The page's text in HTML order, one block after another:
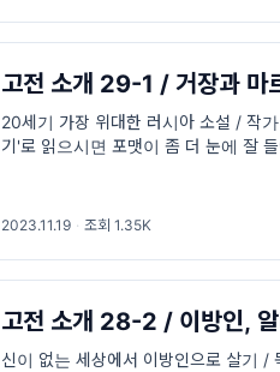
고전 소개 29-1 / 거장과 마
20세기 가장 위대한 러시아 소설 / 작
기'로 읽으시면 포맷이 좀 더 눈에 잘
2023.11.19 · 조회 1.35K
고전 소개 28-2 / 이방인, 알
신이 없는 세상에서 이방인으로 살기 /